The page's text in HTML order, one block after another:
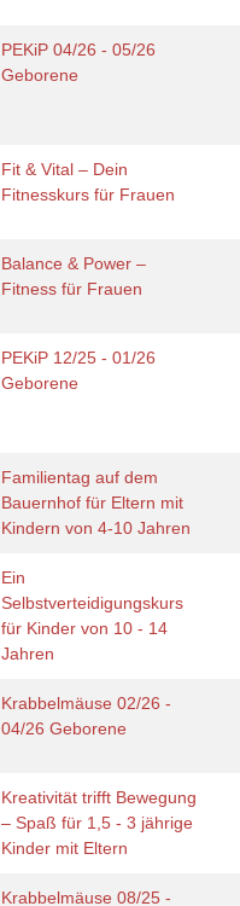
PEKiP 04/26 - 05/26
Geborene
Fit & Vital – Dein
Fitnesskurs für Frauen
Balance & Power –
Fitness für Frauen
PEKiP 12/25 - 01/26
Geborene
Familientag auf dem
Bauernhof für Eltern mit
Kindern von 4-10 Jahren
Ein
Selbstverteidigungskurs
für Kinder von 10 - 14
Jahren
Krabbelmäuse 02/26 -
04/26 Geborene
Kreativität trifft Bewegung
– Spaß für 1,5 - 3 jährige
Kinder mit Eltern
Krabbelmäuse 08/25 -